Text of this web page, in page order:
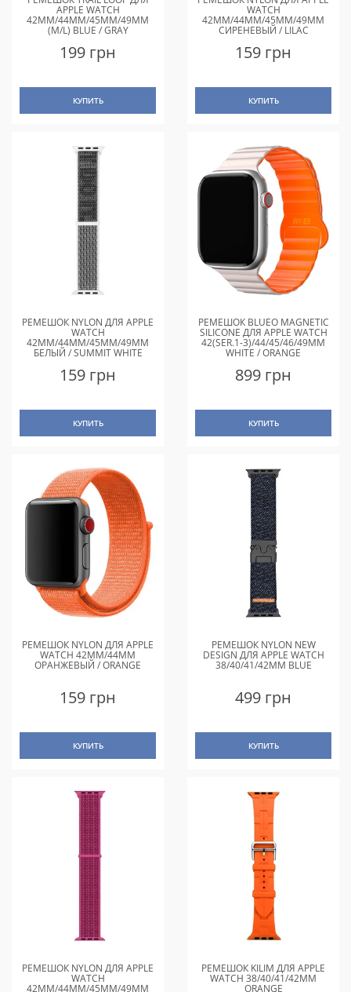
APPLE WATCH
42MM/44MM/45MM/49MM
(M/L) BLUE / GRAY
199 грн
КУПИТЬ
WATCH
42MM/44MM/45MM/49MM
СИРЕНЕВЫЙ / LILAC
159 грн
КУПИТЬ
РЕМЕШОК NYLON ДЛЯ APPLE
WATCH
42MM/44MM/45MM/49MM
БЕЛЫЙ / SUMMIT WHITE
159 грн
КУПИТЬ
РЕМЕШОК BLUEO MAGNETIC
SILICONE ДЛЯ APPLE WATCH
42(SER.1-3)/44/45/46/49MM
WHITE / ORANGE
899 грн
КУПИТЬ
РЕМЕШОК NYLON ДЛЯ APPLE
WATCH 42MM/44MM
ОРАНЖЕВЫЙ / ORANGE
159 грн
КУПИТЬ
РЕМЕШОК NYLON NEW
DESIGN ДЛЯ APPLE WATCH
38/40/41/42MM BLUE
499 грн
КУПИТЬ
РЕМЕШОК NYLON ДЛЯ APPLE
WATCH
42MM/44MM/45MM/49MM
РЕМЕШОК KILIM ДЛЯ APPLE
WATCH 38/40/41/42MM
ORANGE